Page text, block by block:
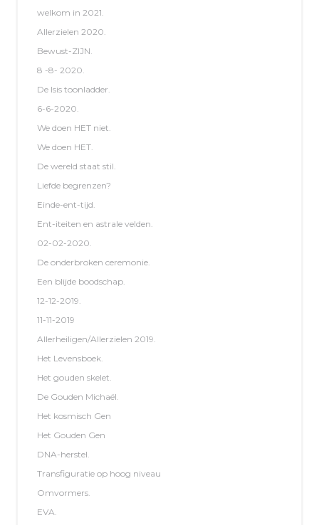
welkom in 2021.
Allerzielen 2020.
Bewust-ZIJN.
8 -8- 2020.
De Isis toonladder.
6-6-2020.
We doen HET niet.
We doen HET.
De wereld staat stil.
Liefde begrenzen?
Einde-ent-tijd.
Ent-iteiten en astrale velden.
02-02-2020.
De onderbroken ceremonie.
Een blijde boodschap.
12-12-2019.
11-11-2019
Allerheiligen/Allerzielen 2019.
Het Levensboek.
Het gouden skelet.
De Gouden Michaël.
Het kosmisch Gen
Het Gouden Gen
DNA-herstel.
Transfiguratie op hoog niveau
Omvormers.
EVA.